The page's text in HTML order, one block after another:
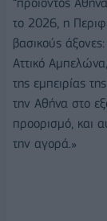
το 2026, η
βασικούς
Αττικό
της εμπειρίας
την Αθήνα στο
προορισμό, και
την αγορά.»